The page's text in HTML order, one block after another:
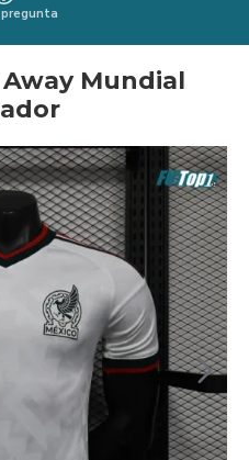
Mundial